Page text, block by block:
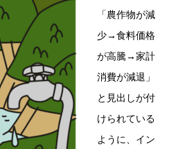
「農作物が減
少→食料価格
が高騰→家計
消費が減退」
と見出しが付
けられている
ように、イン